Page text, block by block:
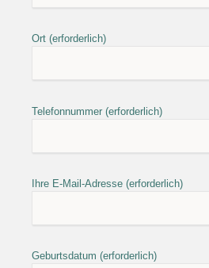
Ort (erforderlich)
Telefonnummer (erforderlich)
Ihre E-Mail-Adresse (erforderlich)
Geburtsdatum (erforderlich)